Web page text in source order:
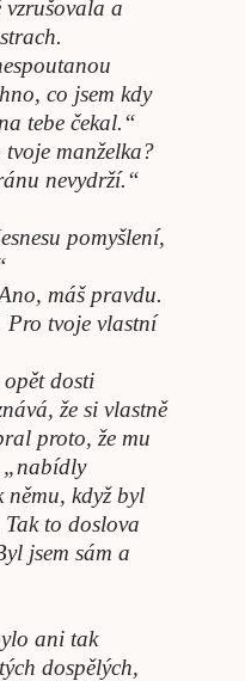
vzrušovala a
co jsem kdy
tebe čekal.“
manželka?
nevydrží.“
pomyšlení,
máš pravdu.
Pro tvoje vlastní
opět dosti
že si vlastně
proto, že mu
„nabídly
když byl
to doslova
jsem sám a
ani tak
dospělých,